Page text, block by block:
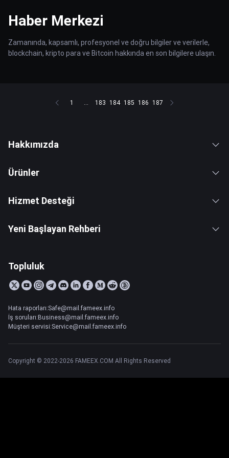
Haber Merkezi
Zamanında, kapsamlı, profesyonel ve doğru bilgiler ve verilerle,
blockchain, kripto para ve Bitcoin hakkında en son bilgilere ulaşın.
1 ... 183 184 185 186 187
Hakkımızda
Ürünler
Hizmet Desteği
Yeni Başlayan Rehberi
Topluluk
Hata raporları:Safe@mail.fameex.info
İş soruları:Business@mail.fameex.info
Müşteri servisi:Service@mail.fameex.info
Copyright © 2022-2026 FAMEEX.COM All Rights Reserved